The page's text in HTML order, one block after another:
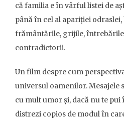
că familia e în vârful listei de
până în cel al apariției
frământările, grijile,
contradictorii.
Un film despre cum
universul oamenilor.
cu mult umor și, dacă nu te pui
distrezi copios de modul în